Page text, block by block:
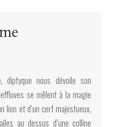
diptyque nous dévoile son
se mêlent à la magie
lion et d’un cerf majestueux,
au dessus d’une colline